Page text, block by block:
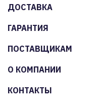
ДОСТАВКА
ГАРАНТИЯ
ПОСТАВЩИКАМ
О КОМПАНИИ
КОНТАКТЫ